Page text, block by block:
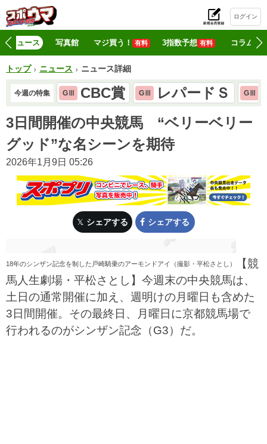
ログイン
ニュース 写真館 マジ買う！ 有料 3指数予想 有料 コラム
トップ ニュース ニュース詳細
今週の特集 GⅢ CBC賞 GⅢ レパードＳ GⅢ
3日間開催の中央競馬 “ベリーベリー
グッド”な名シーンを期待
2026年1月9日 05:26
シェアする シェアする
18年のシンザン記念を制した戸崎騎乗のアーモンドアイ（撮影・平松さとし）
【競
馬人生劇場・平松さとし】今週末の中央競馬は、
土日の通常開催に加え、週明けの月曜日も含めた
3日間開催。その最終日、月曜日に京都競馬場で
行われるのがシンザン記念（G3）だ。